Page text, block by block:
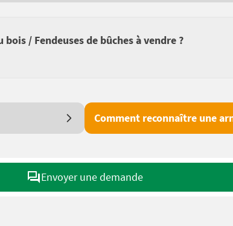
/ Fendeuses de bûches à vendre ?
Comment reconnaître une
Envoyer une demande